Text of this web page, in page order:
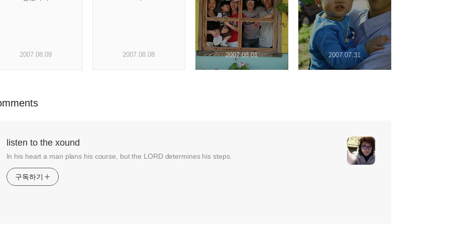
2007.08.09 2007.08.08 2007.08.01 2007.07.31
listen to the xound
In his heart a man plans his course, but the LORD determines his steps.
구독하기